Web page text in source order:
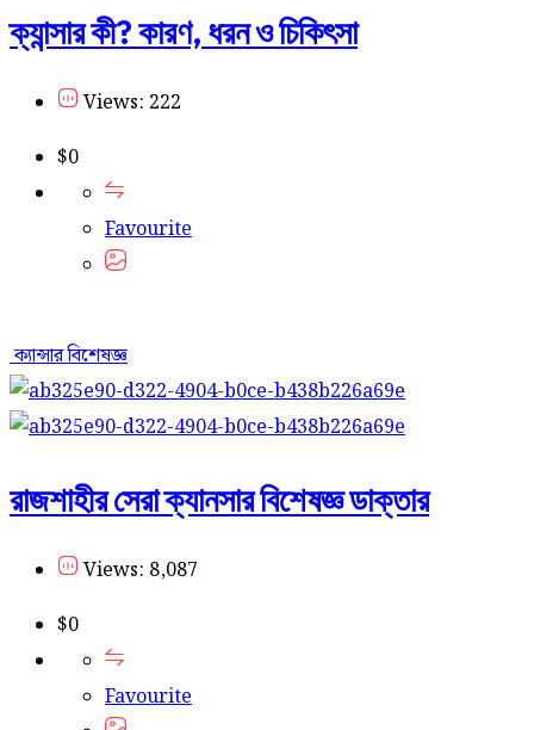
ক্যান্সার কী? কারণ, ধরন ও চিকিৎসা
Views: 222
$0
Favourite
ক্যান্সার বিশেষজ্ঞ
রাজশাহীর সেরা ক্যানসার বিশেষজ্ঞ ডাক্তার
Views: 8,087
$0
Favourite